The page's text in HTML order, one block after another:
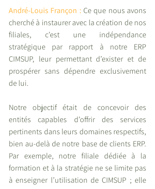
André-Louis Françon : Ce que nous avons
cherché à instaurer avec la création de nos
filiales, c’est une indépendance
stratégique par rapport à notre ERP
CIMSUP, leur permettant d’exister et de
prospérer sans dépendre exclusivement
de lui.
Notre objectif était de concevoir des
entités capables d’offrir des services
pertinents dans leurs domaines respectifs,
bien au-delà de notre base de clients ERP.
Par exemple, notre filiale dédiée à la
formation et à la stratégie ne se limite pas
à enseigner l’utilisation de CIMSUP ; elle